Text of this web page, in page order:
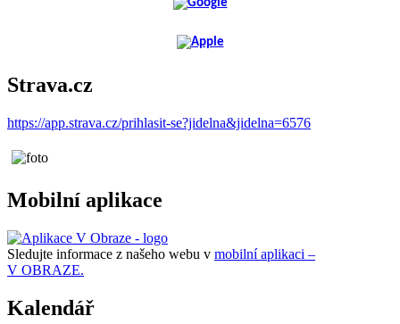
Strava.cz
https://app.strava.cz/prihlasit-se?jidelna&jidelna=6576
Mobilní aplikace
Sledujte informace z našeho webu v mobilní aplikaci –
V OBRAZE.
Kalendář